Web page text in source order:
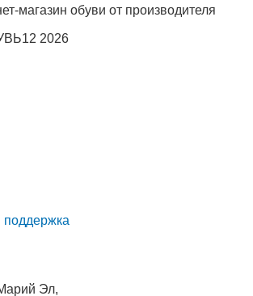
магазин обуви от производителя
2026
поддержка
Эл,